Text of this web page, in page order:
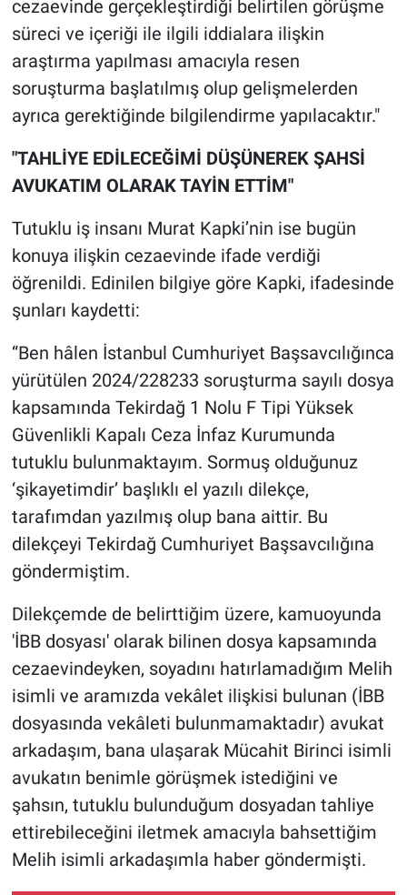
cezaevinde gerçekleştirdiği belirtilen görüşme
süreci ve içeriği ile ilgili iddialara ilişkin
araştırma yapılması amacıyla resen
soruşturma başlatılmış olup gelişmelerden
ayrıca gerektiğinde bilgilendirme yapılacaktır."
"TAHLİYE EDİLECEĞİMİ DÜŞÜNEREK ŞAHSİ
AVUKATIM OLARAK TAYİN ETTİM"
Tutuklu iş insanı Murat Kapki’nin ise bugün
konuya ilişkin cezaevinde ifade verdiği
öğrenildi. Edinilen bilgiye göre Kapki, ifadesinde
şunları kaydetti:
“Ben hâlen İstanbul Cumhuriyet Başsavcılığınca
yürütülen 2024/228233 soruşturma sayılı dosya
kapsamında Tekirdağ 1 Nolu F Tipi Yüksek
Güvenlikli Kapalı Ceza İnfaz Kurumunda
tutuklu bulunmaktayım. Sormuş olduğunuz
‘şikayetimdir’ başlıklı el yazılı dilekçe,
tarafımdan yazılmış olup bana aittir. Bu
dilekçeyi Tekirdağ Cumhuriyet Başsavcılığına
göndermiştim.
Dilekçemde de belirttiğim üzere, kamuoyunda
'İBB dosyası' olarak bilinen dosya kapsamında
cezaevindeyken, soyadını hatırlamadığım Melih
isimli ve aramızda vekâlet ilişkisi bulunan (İBB
dosyasında vekâleti bulunmamaktadır) avukat
arkadaşım, bana ulaşarak Mücahit Birinci isimli
avukatın benimle görüşmek istediğini ve
şahsın, tutuklu bulunduğum dosyadan tahliye
ettirebileceğini iletmek amacıyla bahsettiğim
Melih isimli arkadaşımla haber göndermişti.